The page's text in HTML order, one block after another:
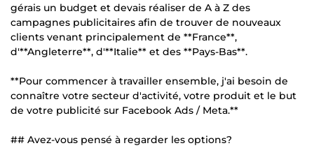
gérais un budget et devais réaliser de A à Z des
campagnes publicitaires afin de trouver de nouveaux
clients venant principalement de **France**,
d'**Angleterre**, d'**Italie** et des **Pays-Bas**.
**Pour commencer à travailler ensemble, j'ai besoin de
connaître votre secteur d'activité, votre produit et le but
de votre publicité sur Facebook Ads / Meta.**
## Avez-vous pensé à regarder les options?